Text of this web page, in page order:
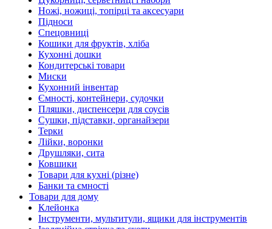
Ножі, ножиці, топірці та аксесуари
Підноси
Спецовниці
Кошики для фруктів, хліба
Кухонні дошки
Кондитерські товари
Миски
Кухонний інвентар
Ємності, контейнери, судочки
Пляшки, диспенсери для соусів
Сушки, підставки, органайзери
Терки
Лійки, воронки
Друшляки, сита
Ковшики
Товари для кухні (різне)
Банки та ємності
Товари для дому
Клейонка
Інструменти, мультитули, ящики для інструментів